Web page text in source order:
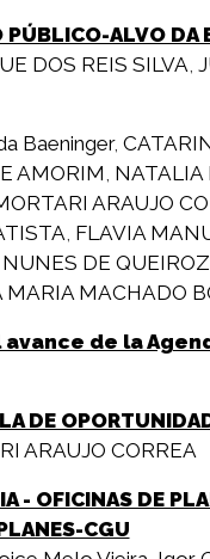
PÚBLICO-ALVO
DOS REIS SILVA,
Baeninger,
AMORIM, NATALIA
ARAUJO
, FLAVIA
DE QUEIROZ
MARIA MACHADO
avance de la
DE
ARAUJO CORREA
- OFICINAS DE
CGU